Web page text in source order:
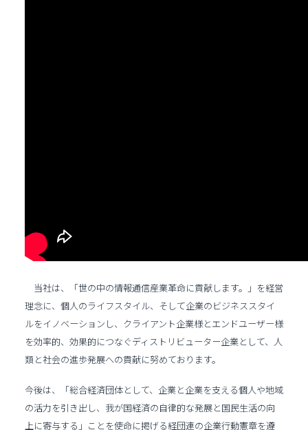
当社は、「世の中の情報通信産業革命に貢献します。」を経営
理念に、個人のライフスタイル、そして企業のビジネススタイ
ルをイノベーションし、クライアント企業様とエンドユーザー様
を効率的、効果的につなぐディストリビューター企業として、人
類と社会の進歩発展への貢献に努めております。
今後は、「総合経済団体として、企業と企業を支える個人や地域
の活力を引き出し、我が国経済の自律的な発展と国民生活の向
上に寄与する」ことを使命に掲げる経団連の企業行動憲章を遵